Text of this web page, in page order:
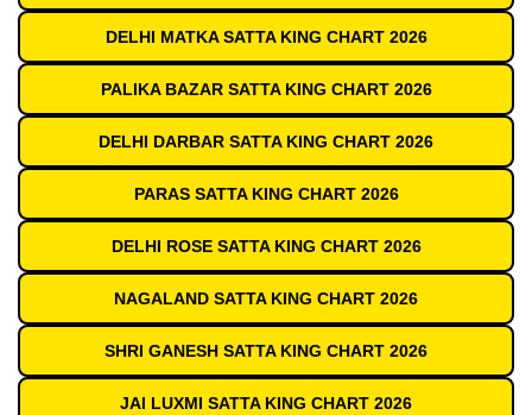
DELHI MATKA SATTA KING CHART 2026
PALIKA BAZAR SATTA KING CHART 2026
DELHI DARBAR SATTA KING CHART 2026
PARAS SATTA KING CHART 2026
DELHI ROSE SATTA KING CHART 2026
NAGALAND SATTA KING CHART 2026
SHRI GANESH SATTA KING CHART 2026
JAI LUXMI SATTA KING CHART 2026